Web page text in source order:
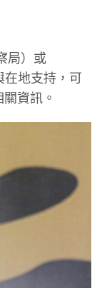
局）或
在地支持，可
資訊。